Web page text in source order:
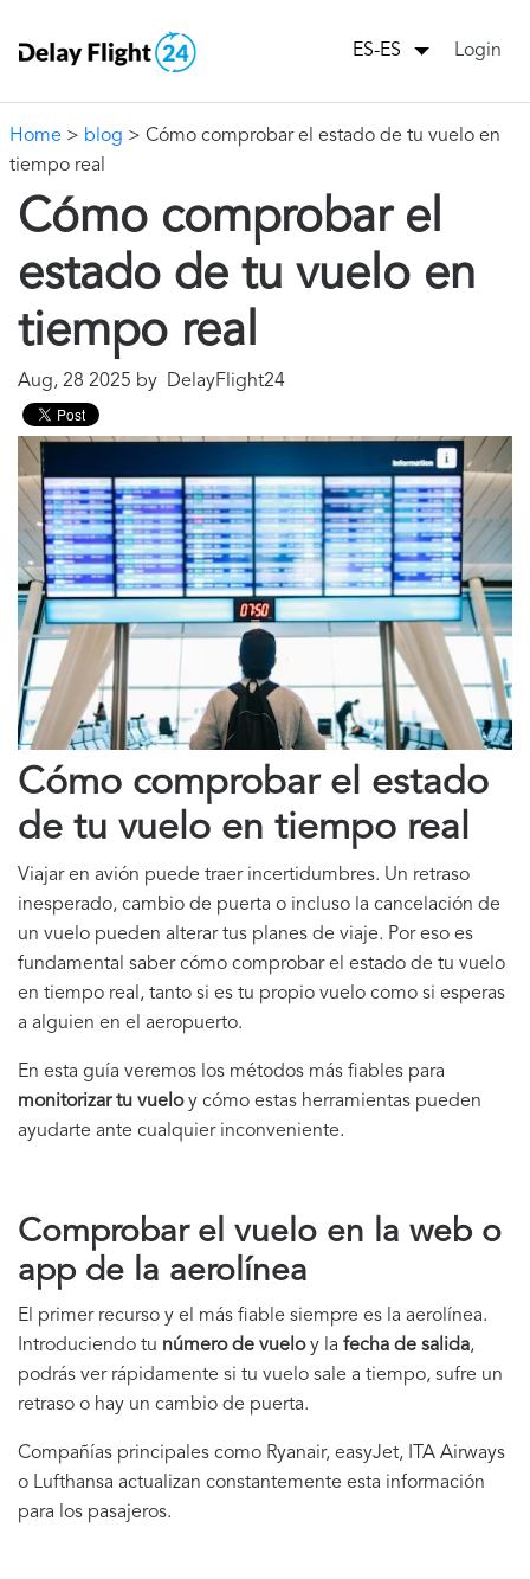
ES-ES Login
Home > blog > Cómo comprobar el estado de tu vuelo en
tiempo real
Cómo comprobar el
estado de tu vuelo en
tiempo real
Aug, 28 2025 by DelayFlight24
Cómo comprobar el estado
de tu vuelo en tiempo real
Viajar en avión puede traer incertidumbres. Un retraso
inesperado, cambio de puerta o incluso la cancelación de
un vuelo pueden alterar tus planes de viaje. Por eso es
fundamental saber cómo comprobar el estado de tu vuelo
en tiempo real, tanto si es tu propio vuelo como si esperas
a alguien en el aeropuerto.
En esta guía veremos los métodos más fiables para
monitorizar tu vueloy cómo estas herramientas pueden
ayudarte ante cualquier inconveniente.
Comprobar el vuelo en la web o
app de la aerolínea
El primer recurso y el más fiable siempre es la aerolínea.
Introduciendo tu número de vueloy la fecha de salida,
podrás ver rápidamente si tu vuelo sale a tiempo, sufre un
retraso o hay un cambio de puerta.
Compañías principales como Ryanair, easyJet, ITA Airways
o Lufthansa actualizan constantemente esta información
para los pasajeros.